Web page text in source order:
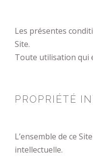
Les présentes
Site.
Toute utilisation qui
PROPRIÉTÉ
L’ensemble de ce
intellectuelle.